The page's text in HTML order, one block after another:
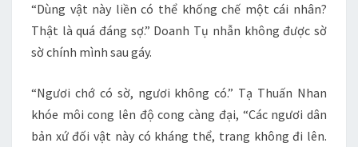
“Dùng vật này liền có thể khống chế một cái nhân?
Thật là quá đáng sợ.” Doanh Tụ nhẫn không được sờ
sờ chính mình sau gáy.
“Ngươi chớ có sờ, ngươi không có.” Tạ Thuấn Nhan
khóe môi cong lên độ cong càng đại, “Các ngươi dân
bản xứ đối vật này có kháng thể, trang không đi lên.